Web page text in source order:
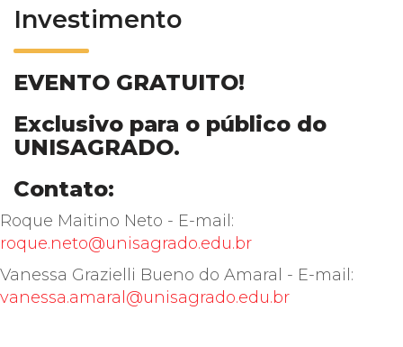
Investimento
EVENTO GRATUITO!
Exclusivo para o público do
UNISAGRADO.
Contato:
Roque Maitino Neto - E-mail:
roque.neto@unisagrado.edu.br
Vanessa Grazielli Bueno do Amaral - E-mail:
vanessa.amaral@unisagrado.edu.br